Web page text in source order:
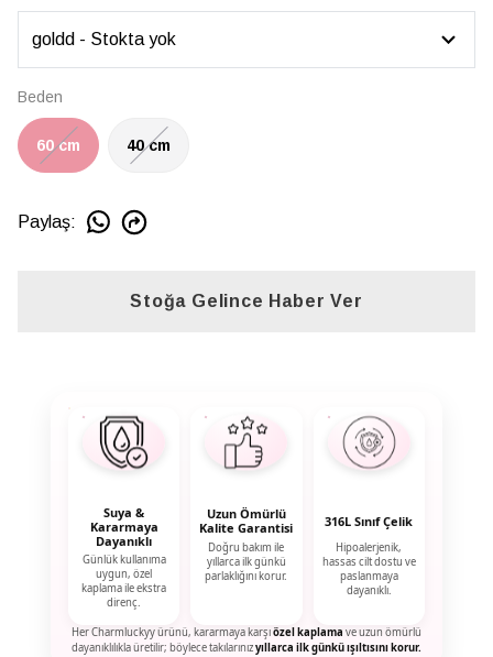
Beden
60 cm 40 cm
Paylaş:
Stoğa Gelince Haber Ver
Suya &
Kararmaya
Dayanıklı
Günlük kullanıma
uygun, özel
kaplama ile ekstra
direnç.
Uzun Ömürlü
Kalite Garantisi
Doğru bakım ile
yıllarca ilk günkü
parlaklığını korur.
316L Sınıf Çelik
Hipoalerjenik,
hassas cilt dostu ve
paslanmaya
dayanıklı.
Her Charmluckyy ürünü, kararmaya karşıözel kaplama ve uzun ömürlü
dayanıklılıkla üretilir; böylece takılarınızyıllarca ilk günkü ışıltısını korur.